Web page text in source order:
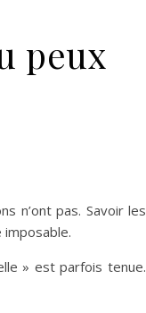
peux
n’ont pas. Savoir les
» est parfois tenue.